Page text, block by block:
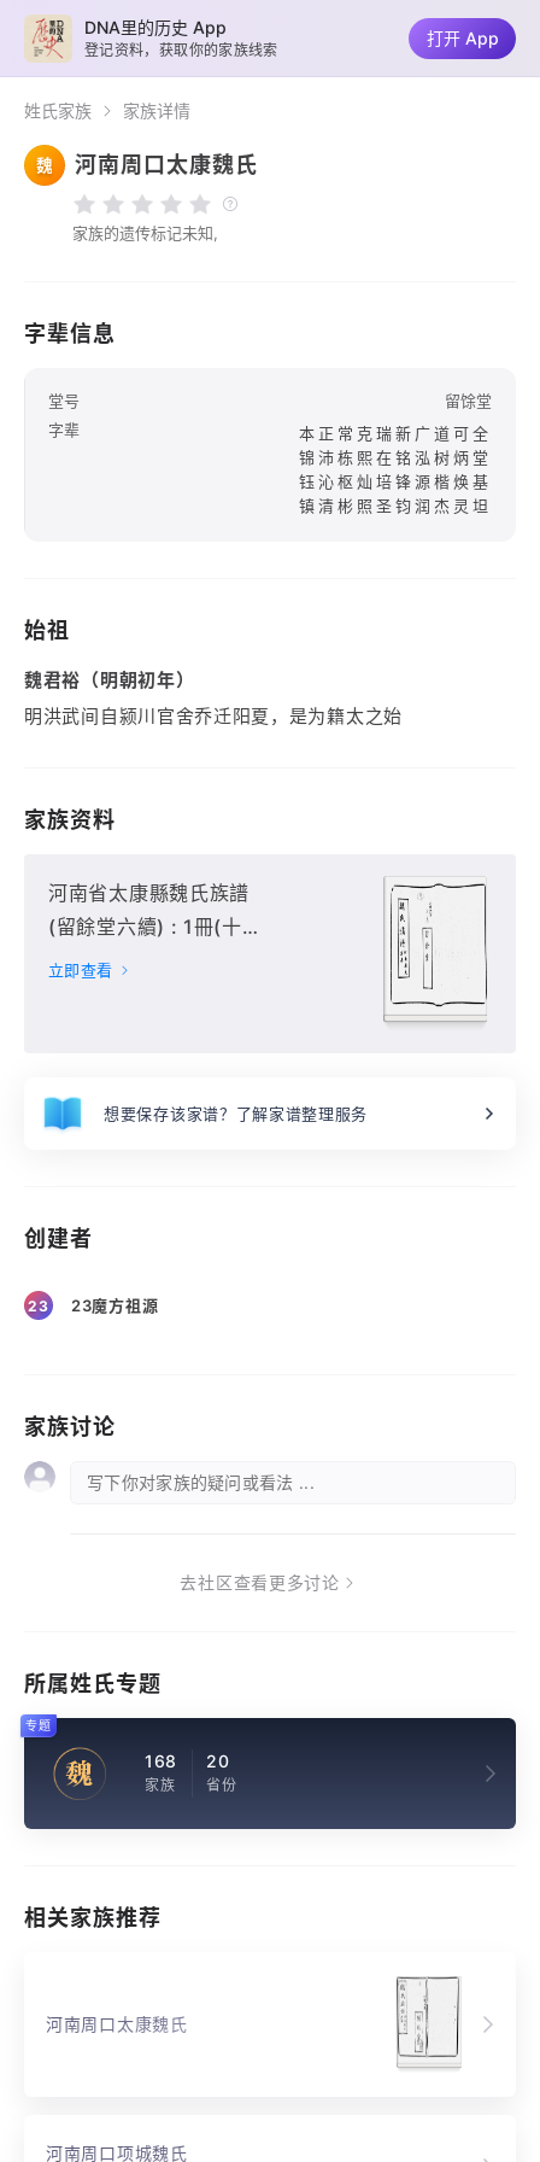
姓氏家族 家族详情
魏 河南周口太康魏氏
家族的遗传标记未知,
字辈信息
堂号
留馀堂
字辈
本正常克瑞新广道可全
锦沛栋熙在铭泓树炳堂
钰沁枢灿培锋源楷焕基
镇清彬照圣钧润杰灵坦
始祖
魏君裕（明朝初年）
明洪武间自颍川官舍乔迁阳夏，是为籍太之始
家族资料
河南省太康縣魏氏族譜
(留餘堂六續) : 1冊(十
八門住南魏莊),
立即查看
想要保存该家谱？了解家谱整理服务
创建者
23 23魔方祖源
家族讨论
写下你对家族的疑问或看法 ...
去社区查看更多讨论
所属姓氏专题
魏 168
家族
20
省份
专题
相关家族推荐
河南周口太康魏氏
河南周口项城魏氏
DNA里的历史 App
登记资料，获取你的家族线索
打开 App